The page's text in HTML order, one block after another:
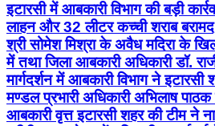
इटारसी में आबकारी विभाग की बड़ी
लाहन और 32 लीटर कच्ची शराब
श्री सोमेश मिश्रा के अवैध मदिरा के
में तथा जिला आबकारी अधिकारी डॉ.
मार्गदर्शन में आबकारी विभाग ने इटारसी
मण्डल प्रभारी अधिकारी अभिलाष
आबकारी वृत्त इटारसी शहर की टीम ने